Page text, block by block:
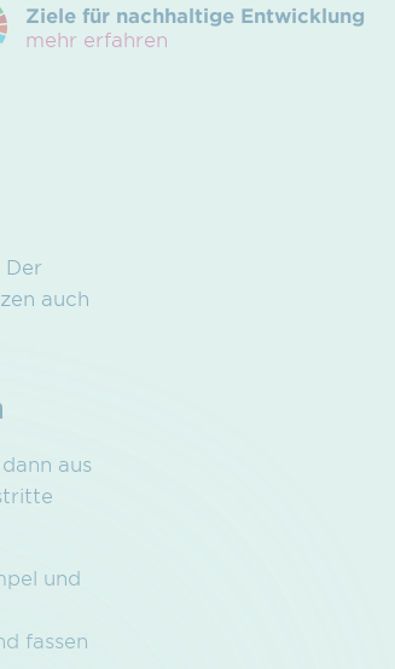
Ziele für nachhaltige Entwicklung
mehr erfahren
auch
aus
und
fassen